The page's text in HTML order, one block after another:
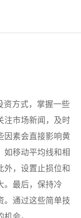
资方式，掌握一些
注市场新闻，及时
因素会直接影响黄
如移动平均线和相
外，设置止损位和
。最后，保持冷
。通过这些简单技